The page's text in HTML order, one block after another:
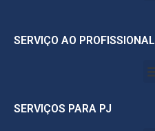
SERVIÇO AO PROFISSIONAL
SERVIÇOS PARA PJ